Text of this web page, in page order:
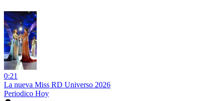
0:21
La nueva Miss RD Universo 2026
Periodico Hoy